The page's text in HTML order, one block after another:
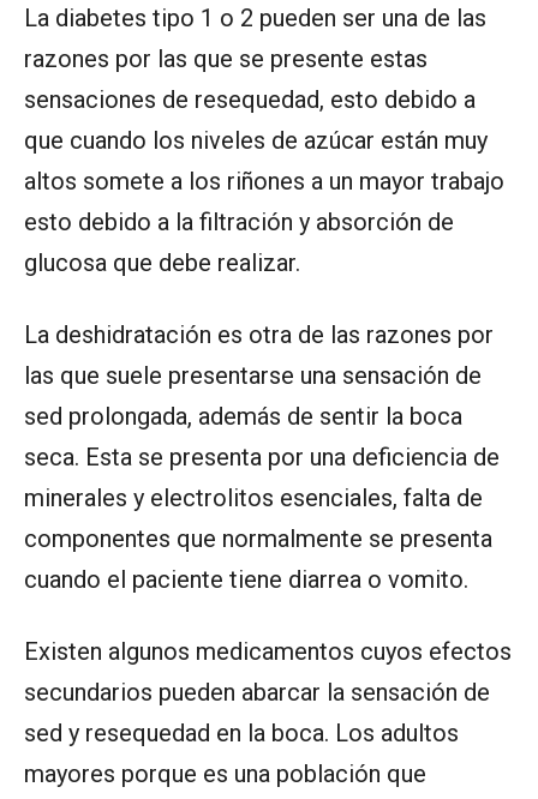
La diabetes tipo 1 o 2 pueden ser una de las
razones por las que se presente estas
sensaciones de resequedad, esto debido a
que cuando los niveles de azúcar están muy
altos somete a los riñones a un mayor trabajo
esto debido a la filtración y absorción de
glucosa que debe realizar.
La deshidratación es otra de las razones por
las que suele presentarse una sensación de
sed prolongada, además de sentir la boca
seca. Esta se presenta por una deficiencia de
minerales y electrolitos esenciales, falta de
componentes que normalmente se presenta
cuando el paciente tiene diarrea o vomito.
Existen algunos medicamentos cuyos efectos
secundarios pueden abarcar la sensación de
sed y resequedad en la boca. Los adultos
mayores porque es una población que